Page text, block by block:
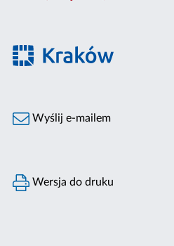
Wyślij e-mailem
Wersja do druku